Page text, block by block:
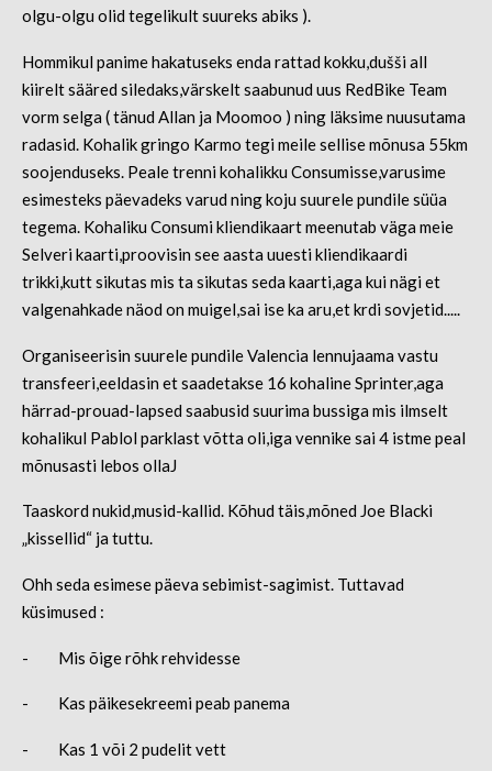
olgu-olgu olid tegelikult suureks abiks ).
Hommikul panime hakatuseks enda rattad kokku,dušši all
kiirelt sääred siledaks,värskelt saabunud uus RedBike Team
vorm selga ( tänud Allan ja Moomoo ) ning läksime nuusutama
radasid. Kohalik gringo Karmo tegi meile sellise mõnusa 55km
soojenduseks. Peale trenni kohalikku Consumisse,varusime
esimesteks päevadeks varud ning koju suurele pundile süüa
tegema. Kohaliku Consumi kliendikaart meenutab väga meie
Selveri kaarti,proovisin see aasta uuesti kliendikaardi
trikki,kutt sikutas mis ta sikutas seda kaarti,aga kui nägi et
valgenahkade näod on muigel,sai ise ka aru,et krdi sovjetid.....
Organiseerisin suurele pundile Valencia lennujaama vastu
transfeeri,eeldasin et saadetakse 16 kohaline Sprinter,aga
härrad-prouad-lapsed saabusid suurima bussiga mis ilmselt
kohalikul Pablol parklast võtta oli,iga vennike sai 4 istme peal
mõnusasti lebos ollaJ
Taaskord nukid,musid-kallid. Kõhud täis,mõned Joe Blacki
„kissellid“ ja tuttu.
Ohh seda esimese päeva sebimist-sagimist. Tuttavad
küsimused :
- Mis õige rõhk rehvidesse
- Kas päikesekreemi peab panema
- Kas 1 või 2 pudelit vett